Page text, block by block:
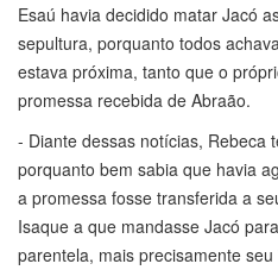
Esaú havia decidido matar Jacó
sepultura, porquanto todos
estava próxima, tanto que o
promessa recebida de Abraão.
- Diante dessas notícias, Rebeca
porquanto bem sabia que havia
a promessa fosse transferida a
Isaque a que mandasse Jacó
parentela, mais precisamente